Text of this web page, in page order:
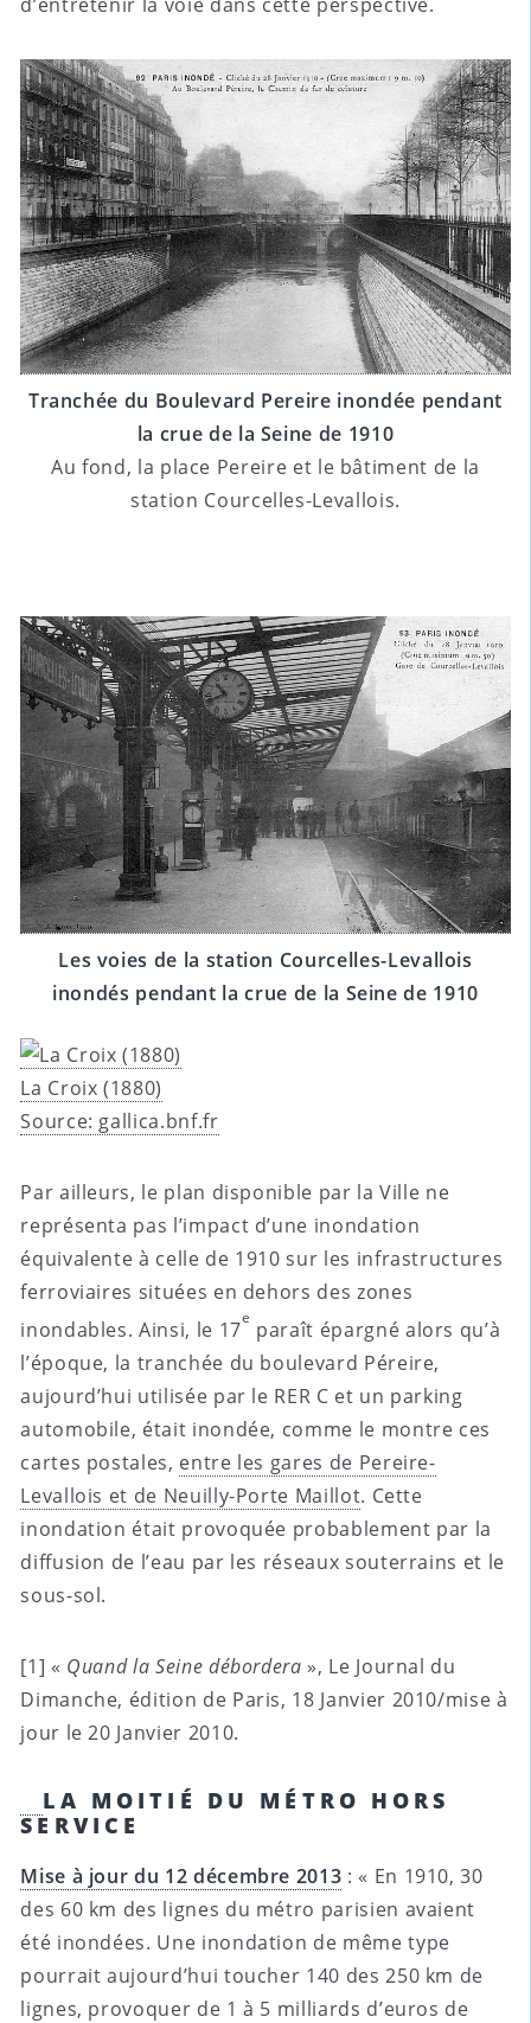
Tranchée du Boulevard Pereire inondée pendant
la crue de la Seine de 1910
Au fond, la place Pereire et le bâtiment de la
station Courcelles-Levallois.
Les voies de la station Courcelles-Levallois
inondés pendant la crue de la Seine de 1910
La Croix (1880)
Source: gallica.bnf.fr
Par ailleurs, le plan disponible par la Ville ne
représenta pas l’impact d’une inondation
équivalente à celle de 1910 sur les infrastructures
ferroviaires situées en dehors des zones
inondables. Ainsi, le 17
e
paraît épargné alors qu’à
l’époque, la tranchée du boulevard Péreire,
aujourd’hui utilisée par le RER C et un parking
automobile, était inondée, comme le montre ces
cartes postales, entre les gares de Pereire-
Levallois et de Neuilly-Porte Maillot. Cette
inondation était provoquée probablement par la
diffusion de l’eau par les réseaux souterrains et le
sous-sol.
[1] « Quand la Seine débordera », Le Journal du
Dimanche, édition de Paris, 18 Janvier 2010/mise à
jour le 20 Janvier 2010.
LA MOITIÉ DU MÉTRO HORS
SERVICE
Mise à jour du 12 décembre 2013 : « En 1910, 30
des 60 km des lignes du métro parisien avaient
été inondées. Une inondation de même type
pourrait aujourd’hui toucher 140 des 250 km de
lignes, provoquer de 1 à 5 milliards d’euros de